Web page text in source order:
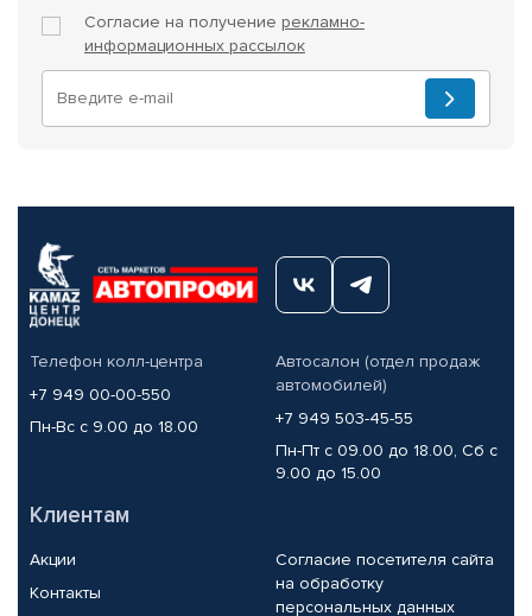
Согласие на получение рекламно-
информационных рассылок
Телефон колл-центра
+7 949 00-00-550
Пн-Вс с 9.00 до 18.00
Автосалон (отдел продаж
автомобилей)
+7 949 503-45-55
Пн-Пт с 09.00 до 18.00, Сб с
9.00 до 15.00
Клиентам
Акции
Контакты
Согласие посетителя сайта
на обработку
персональных данных